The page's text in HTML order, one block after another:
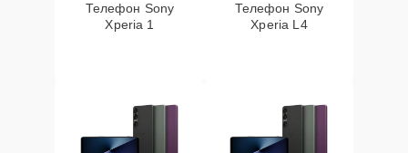
Телефон Sony
Xperia 1
Телефон Sony
Xperia L4